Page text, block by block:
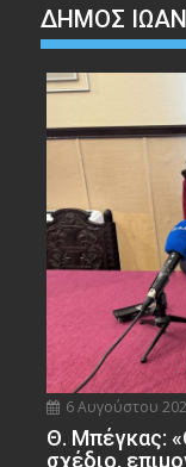
ΔΗΜΟΣ
6 Αυγούστου
Θ. Μπέγκας:
σχέδιο,